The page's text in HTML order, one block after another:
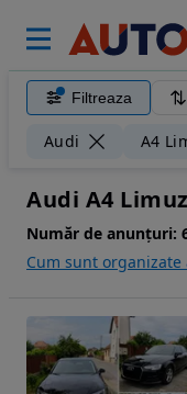
Filtreaza
Audi A4
Audi A4
Număr de anunțuri:
Cum sunt